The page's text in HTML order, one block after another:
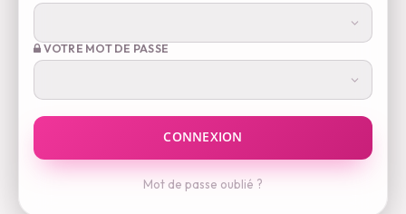
VOTRE MOT DE PASSE
Mot de passe oublié ?